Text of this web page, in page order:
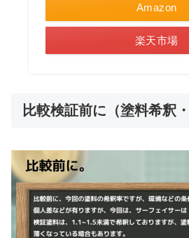
Amazon
楽天市場
比較検証前に（塗料希釈